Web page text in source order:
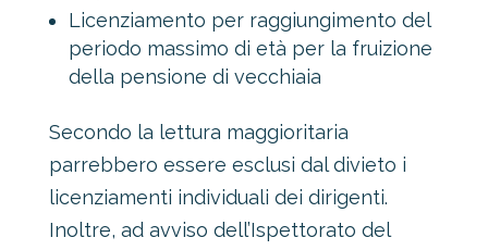
Licenziamento per raggiungimento del
periodo massimo di età per la fruizione
della pensione di vecchiaia
Secondo la lettura maggioritaria
parrebbero essere esclusi dal divieto i
licenziamenti individuali dei dirigenti.
Inoltre, ad avviso dell’Ispettorato del